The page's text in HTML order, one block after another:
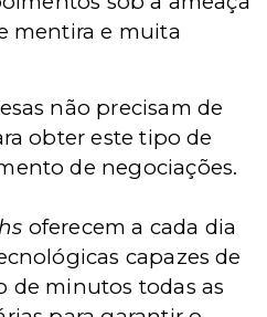
mentira e muita
não precisam de
obter este tipo de
de negociações.
oferecem a cada dia
capazes de
de minutos todas as